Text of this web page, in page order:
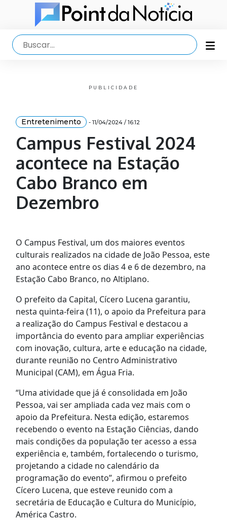
PUBLICIDADE
Entretenimento - 11/04/2024 / 16:12
Campus Festival 2024
acontece na Estação
Cabo Branco em
Dezembro
O Campus Festival, um dos maiores eventos
culturais realizados na cidade de João Pessoa, este
ano acontece entre os dias 4 e 6 de dezembro, na
Estação Cabo Branco, no Altiplano.
O prefeito da Capital, Cícero Lucena garantiu,
nesta quinta-feira (11), o apoio da Prefeitura para
a realização do Campus Festival e destacou a
importância do evento para ampliar experiências
com inovação, cultura, arte e educação na cidade,
durante reunião no Centro Administrativo
Municipal (CAM), em Água Fria.
“Uma atividade que já é consolidada em João
Pessoa, vai ser ampliada cada vez mais com o
apoio da Prefeitura. Nesta edição, estaremos
recebendo o evento na Estação Ciências, dando
mais condições da população ter acesso a essa
experiência e, também, fortalecendo o turismo,
projetando a cidade no calendário da
programação do evento”, afirmou o prefeito
Cícero Lucena, que esteve reunido com a
secretária de Educação e Cultura do Município,
América Castro.